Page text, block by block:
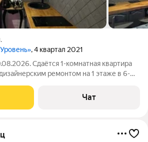
, 4 квартал 2021
Сдаётся 1-комнатная квартира
ремонтом на 1 этаже в 6-
Чат